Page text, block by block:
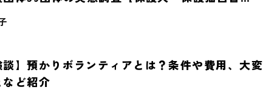
談】預かりボランティアとは？条件や費用、大変
ど紹介